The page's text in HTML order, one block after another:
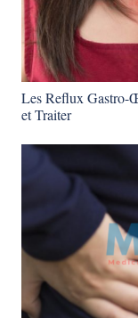
Les Reflux Gastro-
et Traiter